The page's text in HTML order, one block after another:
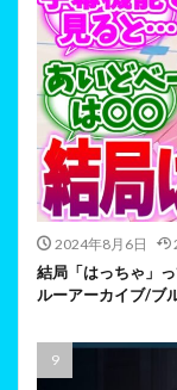
2024年8月6日
結局「はっちゃ」
ルーアーカイブ/ブ